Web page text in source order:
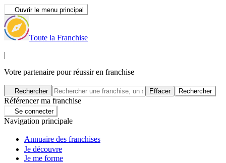
Ouvrir le menu principal
Toute la Franchise
|
Votre partenaire pour réussir en franchise
Rechercher Effacer Rechercher
Référencer ma franchise
Se connecter
Navigation principale
Annuaire des franchises
Je découvre
Je me forme